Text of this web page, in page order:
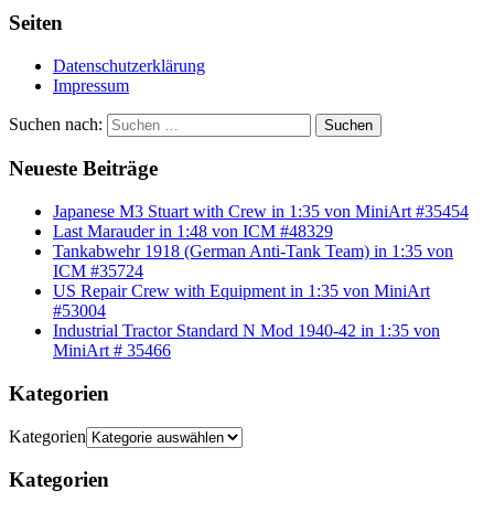
Seiten
Datenschutzerklärung
Impressum
Suchen nach: Suchen
Neueste Beiträge
Japanese M3 Stuart with Crew in 1:35 von MiniArt #35454
Last Marauder in 1:48 von ICM #48329
Tankabwehr 1918 (German Anti-Tank Team) in 1:35 von
ICM #35724
US Repair Crew with Equipment in 1:35 von MiniArt
#53004
Industrial Tractor Standard N Mod 1940-42 in 1:35 von
MiniArt # 35466
Kategorien
Kategorien
Kategorien